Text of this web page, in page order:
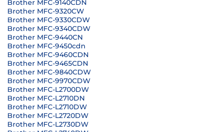
Brother MFC-9140CDN
Brother MFC-9320CW
Brother MFC-9330CDW
Brother MFC-9340CDW
Brother MFC-9440CN
Brother MFC-9450cdn
Brother MFC-9460CDN
Brother MFC-9465CDN
Brother MFC-9840CDW
Brother MFC-9970CDW
Brother MFC-L2700DW
Brother MFC-L2710DN
Brother MFC-L2710DW
Brother MFC-L2720DW
Brother MFC-L2730DW